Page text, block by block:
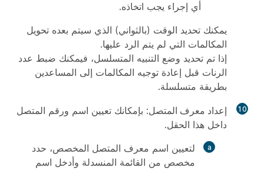
أي إجراء يجب اتخاذه.
يمكنك تحديد الوقت (بالثواني) الذي سيتم بعده تحويل
المكالمات التي لم يتم الرد عليها.
إذا تم تحديد وضع التنبيه المتسلسل، فيمكنك ضبط عدد
الرنات قبل إعادة توجيه المكالمات إلى المساعدين
بطريقة متسلسلة.
10 إعداد معرف المتصل: بإمكانك تعيين اسم ورقم المتصل
داخل هذا الحقل.
لتعيين اسم معرف المتصل المخصص، حدد
مخصص من القائمة المنسدلة وأدخل اسم